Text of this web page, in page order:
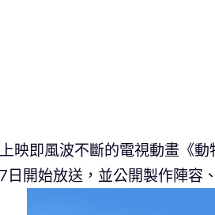
映即風波不斷的電視動畫《
日開始放送，並公開製作陣容